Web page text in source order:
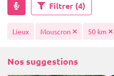
Filtrer (4)
Lieux Mouscron 50 km
Nos suggestions